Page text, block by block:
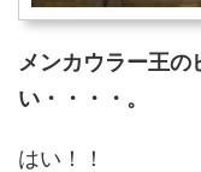
メンカウラー王
い・・・・。
はい！！